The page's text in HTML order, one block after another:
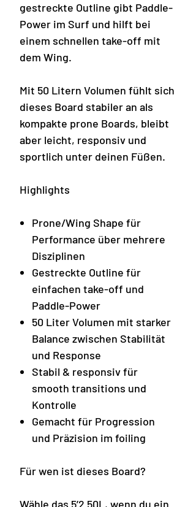
gestreckte Outline gibt Paddle-
Power im Surf und hilft bei
einem schnellen take-off mit
dem Wing.
Mit 50 Litern Volumen fühlt sich
dieses Board stabiler an als
kompakte prone Boards, bleibt
aber leicht, responsiv und
sportlich unter deinen Füßen.
Highlights
Prone/Wing Shape für
Performance über mehrere
Disziplinen
Gestreckte Outline für
einfachen take-off und
Paddle-Power
50 Liter Volumen mit starker
Balance zwischen Stabilität
und Response
Stabil & responsiv für
smooth transitions und
Kontrolle
Gemacht für Progression
und Präzision im foiling
Für wen ist dieses Board?
Wähle das 5’2 50L, wenn du ein